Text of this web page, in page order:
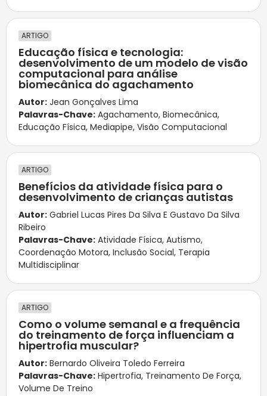
ARTIGO
Educação física e tecnologia:
desenvolvimento de um modelo de visão
computacional para análise
biomecânica do agachamento
Autor: Jean Gonçalves Lima
Palavras-Chave: Agachamento, Biomecânica,
Educação Física, Mediapipe, Visão Computacional
ARTIGO
Benefícios da atividade física para o
desenvolvimento de crianças autistas
Autor: Gabriel Lucas Pires Da Silva E Gustavo Da Silva
Ribeiro
Palavras-Chave: Atividade Física, Autismo,
Coordenação Motora, Inclusão Social, Terapia
Multidisciplinar
ARTIGO
Como o volume semanal e a frequência
do treinamento de força influenciam a
hipertrofia muscular?
Autor: Bernardo Oliveira Toledo Ferreira
Palavras-Chave: Hipertrofia, Treinamento De Força,
Volume De Treino